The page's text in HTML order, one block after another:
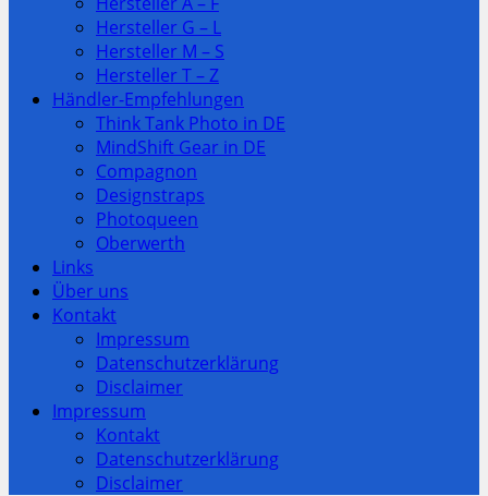
Hersteller G – L
Hersteller M – S
Hersteller T – Z
Händler-Empfehlungen
Think Tank Photo in DE
MindShift Gear in DE
Compagnon
Designstraps
Photoqueen
Oberwerth
Links
Über uns
Kontakt
Impressum
Datenschutzerklärung
Disclaimer
Impressum
Kontakt
Datenschutzerklärung
Disclaimer